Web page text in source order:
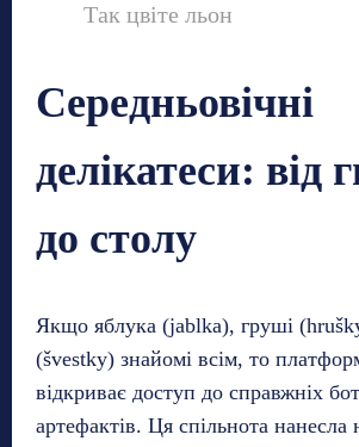
Так цвіте льон
Середньовічні
делікатеси: від
до столу
Якщо яблука (jablka), груші
(švestky) знайомі всім, то
відкриває доступ до справжніх
артефактів. Ця спільнота нанесла